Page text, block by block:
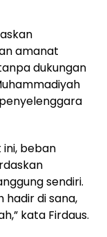
amanat
dukungan
beban
sendiri.
hadir di sana,
kata Firdaus.